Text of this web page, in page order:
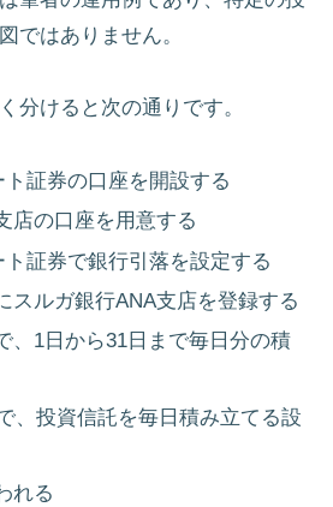
ではありません。
分けると次の通りです。
証券の口座を開設する
店の口座を用意する
証券で銀行引落を設定する
スルガ銀行ANA支店を登録する
、1日から31日まで毎日分の積
、投資信託を毎日積み立てる設
れる